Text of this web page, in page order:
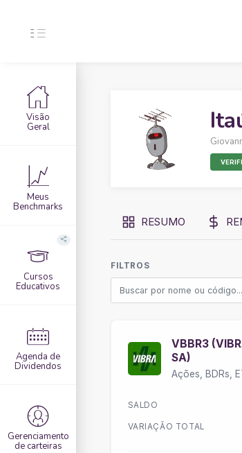
Visão
Geral
Meus
Benchmarks
Cursos
Educativos
Agenda de
Dividendos
Gerenciamento
de carteiras
RESUMO
FILTROS
VBBR3
SA)
SALDO
VARIAÇÃO TOTAL